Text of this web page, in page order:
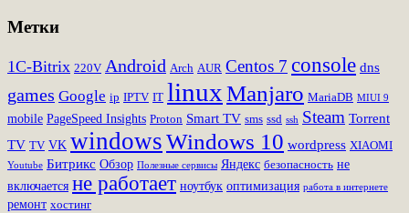
Метки
1C-Bitrix 220V Android Arch AUR Centos 7 console dns
games Google ip IPTV IT linuxManjaro MariaDB MIUI 9
mobile PageSpeed Insights Proton Smart TV sms ssd ssh Steam Torrent
TV TV VK windowsWindows 10 wordpress XIAOMI
Youtube Битрикс Обзор Полезные сервисы Яндекс безопасность не
включается не работает ноутбук оптимизация работа в интернете
ремонт хостинг